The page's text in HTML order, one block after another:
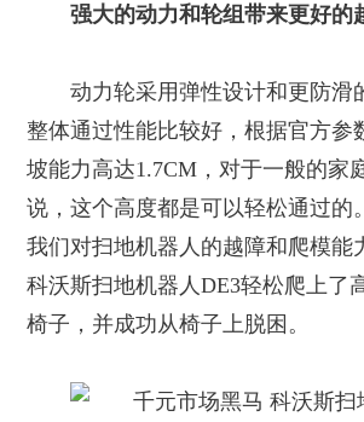
强大的动力和轮组带来更好的
动力轮采用弹性设计和更防滑
整体通过性能比较好，根据官方参
坡能力高达1.7CM，对于一般的家
说，这个高度都是可以轻松通过的
我们对扫地机器人的越障和爬模能
科沃斯扫地机器人DE3轻松爬上了
椅子，并成功从椅子上脱困。